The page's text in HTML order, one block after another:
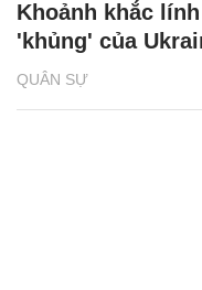
QUÂN SỰ
Khoảnh khắc
'khủng' của